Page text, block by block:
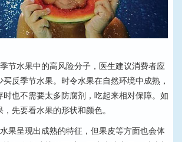
水果中的高风险分子，医生建议消费者应
反季节水果。时令水果在自然环境中成熟，
时也不需要太多防腐剂，吃起来相对保障。如
先要看水果的形状和颜色。
呈现出成熟的特征，但果皮等方面也会体